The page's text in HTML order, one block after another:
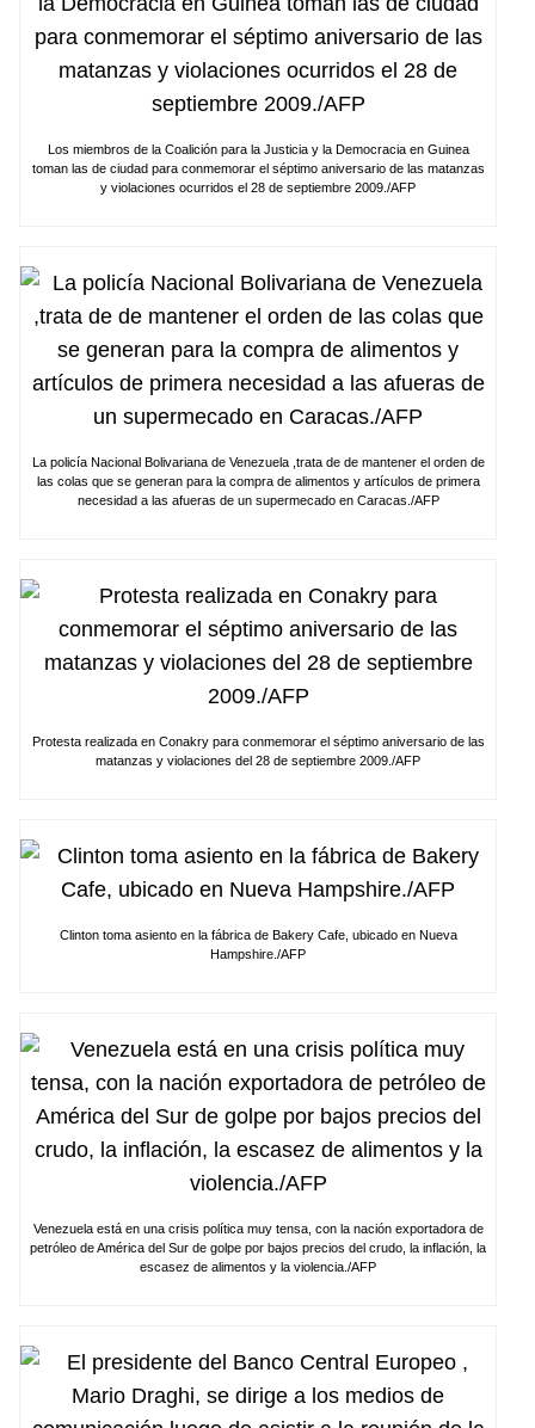
Los miembros de la Coalición para la Justicia y la Democracia en Guinea
toman las de ciudad para conmemorar el séptimo aniversario de las matanzas
y violaciones ocurridos el 28 de septiembre 2009./AFP
La policía Nacional Bolivariana de Venezuela ,trata de de mantener el orden de
las colas que se generan para la compra de alimentos y artículos de primera
necesidad a las afueras de un supermecado en Caracas./AFP
Protesta realizada en Conakry para conmemorar el séptimo aniversario de las
matanzas y violaciones del 28 de septiembre 2009./AFP
Clinton toma asiento en la fábrica de Bakery Cafe, ubicado en Nueva
Hampshire./AFP
Venezuela está en una crisis política muy tensa, con la nación exportadora de
petróleo de América del Sur de golpe por bajos precios del crudo, la inflación, la
escasez de alimentos y la violencia./AFP